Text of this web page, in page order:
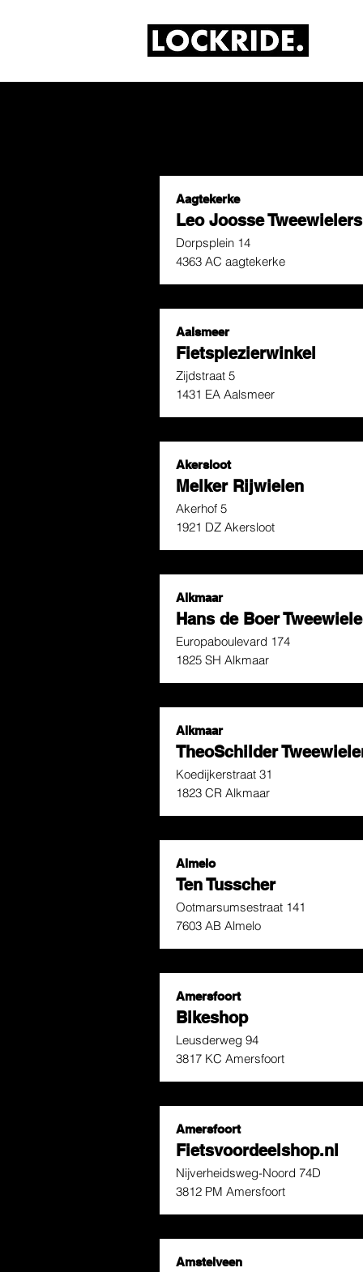
Aagtekerke
Leo Joosse
Dorpsplein 14
4363 AC aagtekerke
Aalsmeer
Fietsplezierwinkel
Zijdstraat 5
1431 EA Aalsmeer
Akersloot
Melker Rijwielen
Akerhof 5
1921 DZ Akersloot
Alkmaar
Hans de Boer
Europaboulevard 174
1825 SH Alkmaar
Alkmaar
TheoSchilder
Koedijkerstraat 31
1823 CR Alkmaar
Almelo
Ten Tusscher
Ootmarsumsestraat 141
7603 AB Almelo
Amersfoort
Bikeshop
Leusderweg 94
3817 KC Amersfoort
Amersfoort
Fietsvoordeelshop.nl
Nijverheidsweg-Noord 74D
3812 PM Amersfoort
Amstelveen